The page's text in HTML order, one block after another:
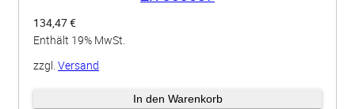
134,47€
Enthält 19% MwSt.
zzgl. Versand
Lieferzeit: ca. 5 Werktage
In den Warenkorb